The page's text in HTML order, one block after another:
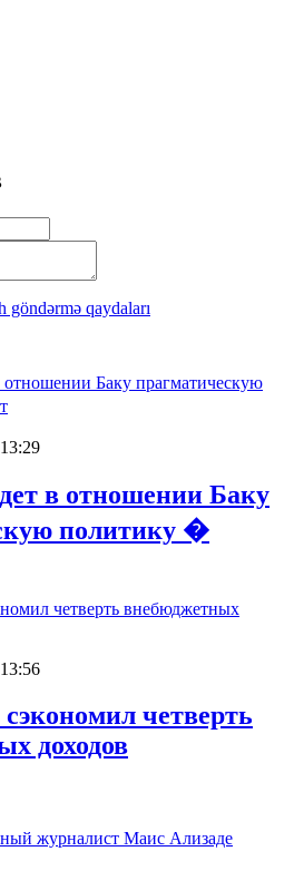
göndərmə qaydaları
в отношении Баку
политику �
четверть
доходов